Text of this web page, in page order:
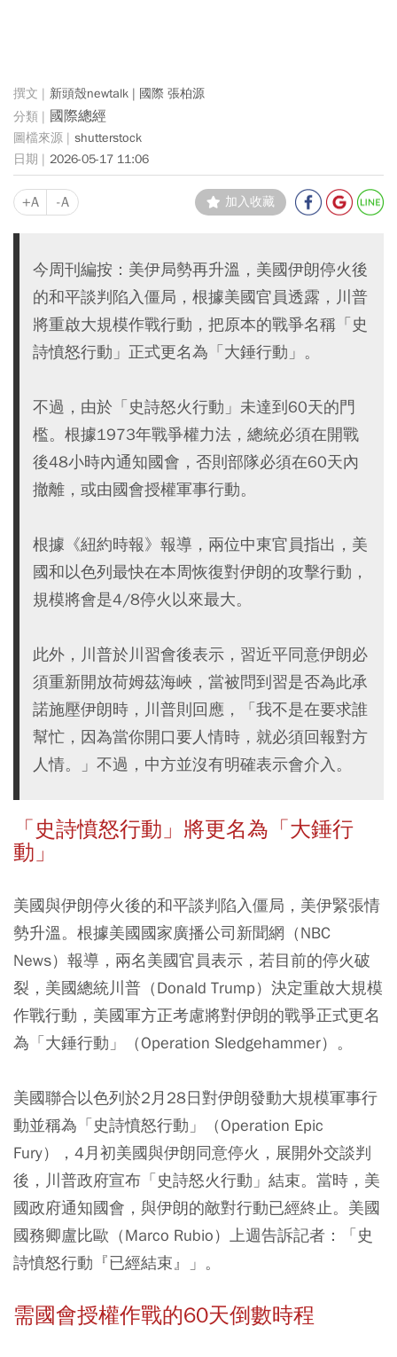
新頭殼newtalk | 國際 張柏源
國際總經
shutterstock
2026-05-17 11:06
+A -A 加入收藏
今周刊編按：美伊局勢再升溫，美國伊朗停火後
的和平談判陷入僵局，根據美國官員透露，川普
將重啟大規模作戰行動，把原本的戰爭名稱「史
詩憤怒行動」正式更名為「大錘行動」。
不過，由於「史詩怒火行動」未達到60天的門
檻。根據1973年戰爭權力法，總統必須在開戰
後48小時內通知國會，否則部隊必須在60天內
撤離，或由國會授權軍事行動。
根據《紐約時報》報導，兩位中東官員指出，美
國和以色列最快在本周恢復對伊朗的攻擊行動，
規模將會是4/8停火以來最大。
此外，川普於川習會後表示，習近平同意伊朗必
須重新開放荷姆茲海峽，當被問到習是否為此承
諾施壓伊朗時，川普則回應，「我不是在要求誰
幫忙，因為當你開口要人情時，就必須回報對方
人情。」不過，中方並沒有明確表示會介入。
「史詩憤怒行動」將更名為「大錘行
動」
美國與伊朗停火後的和平談判陷入僵局，美伊緊張情
勢升溫。根據美國國家廣播公司新聞網（NBC
News）報導，兩名美國官員表示，若目前的停火破
裂，美國總統川普（Donald Trump）決定重啟大規模
作戰行動，美國軍方正考慮將對伊朗的戰爭正式更名
為「大錘行動」（Operation Sledgehammer）。
美國聯合以色列於2月28日對伊朗發動大規模軍事行
動並稱為「史詩憤怒行動」（Operation Epic
Fury），4月初美國與伊朗同意停火，展開外交談判
後，川普政府宣布「史詩怒火行動」結束。當時，美
國政府通知國會，與伊朗的敵對行動已經終止。美國
國務卿盧比歐（Marco Rubio）上週告訴記者：「史
詩憤怒行動『已經結束』」。
需國會授權作戰的60天倒數時程